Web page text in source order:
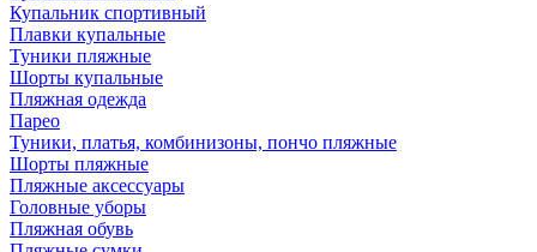
Купальник спортивный
Плавки купальные
Туники пляжные
Шорты купальные
Пляжная одежда
Парео
Туники, платья, комбинизоны, пончо пляжные
Шорты пляжные
Пляжные аксессуары
Головные уборы
Пляжная обувь